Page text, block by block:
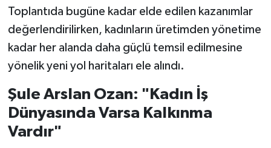
Toplantıda bugüne kadar elde edilen kazanımlar
değerlendirilirken, kadınların üretimden yönetime
kadar her alanda daha güçlü temsil edilmesine
yönelik yeni yol haritaları ele alındı.
Şule Arslan Ozan: "Kadın İş
Dünyasında Varsa Kalkınma
Vardır"